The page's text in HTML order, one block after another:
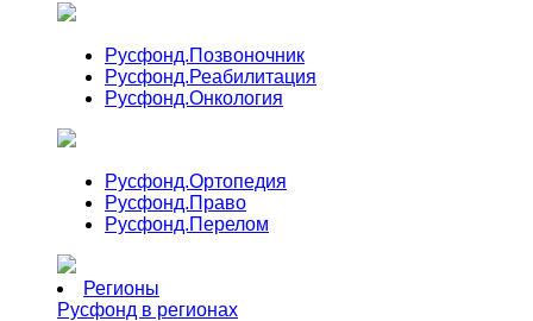
Русфонд.Позвоночник
Русфонд.Реабилитация
Русфонд.Онкология
Русфонд.Ортопедия
Русфонд.Право
Русфонд.Перелом
Регионы
Русфонд в регионах